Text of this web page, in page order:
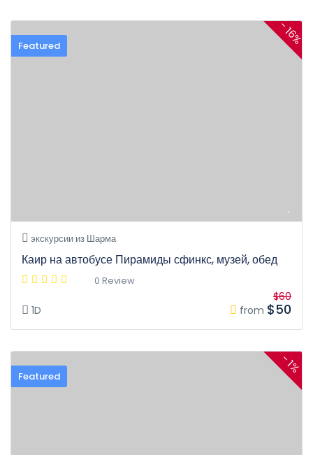
Featured - 16%
экскурсии из Шарма
Каир на автобусе Пирамиды сфинкс, музей, обед
0 Review
1D from
$60
$50
Featured
- 1%